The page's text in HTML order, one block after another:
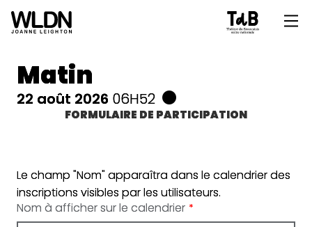
Matin
22 août 2026 06H52
FORMULAIRE DE PARTICIPATION
Le champ "Nom" apparaîtra dans le calendrier des
inscriptions visibles par les utilisateurs.
Nom à afficher sur le calendrier *